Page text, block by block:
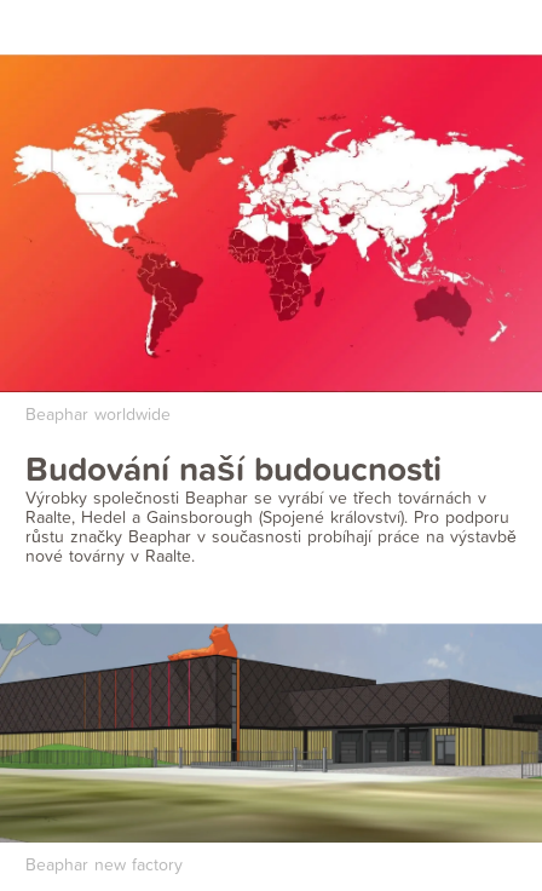
Beaphar worldwide
Budování naší budoucnosti
Výrobky společnosti Beaphar se vyrábí ve třech továrnách v
Raalte, Hedel a Gainsborough (Spojené království). Pro podporu
růstu značky Beaphar v současnosti probíhají práce na výstavbě
nové továrny v Raalte.
Beaphar new factory